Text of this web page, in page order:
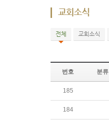
교회소식
전체 교회소식
번호 분류
185
184